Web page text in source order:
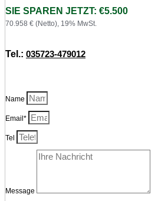
SIE SPAREN JETZT: €5.500
70.958 € (Netto), 19% MwSt.
Tel.: 035723-479012
Name
Email*
Tel
Message